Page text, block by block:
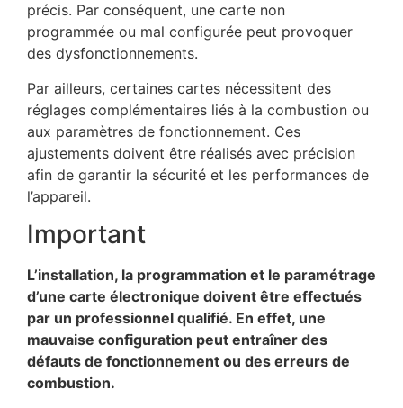
précis. Par conséquent, une carte non
programmée ou mal configurée peut provoquer
des dysfonctionnements.
Par ailleurs, certaines cartes nécessitent des
réglages complémentaires liés à la combustion ou
aux paramètres de fonctionnement. Ces
ajustements doivent être réalisés avec précision
afin de garantir la sécurité et les performances de
l’appareil.
Important
L’installation, la programmation et le paramétrage
d’une carte électronique doivent être effectués
par un professionnel qualifié. En effet, une
mauvaise configuration peut entraîner des
défauts de fonctionnement ou des erreurs de
combustion.